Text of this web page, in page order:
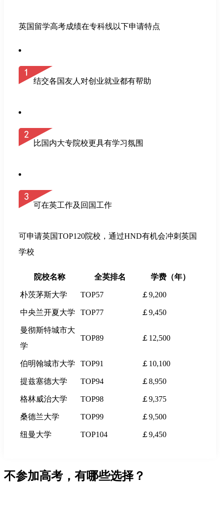
英国留学高考成绩在专科线以下申请特点
结交各国友人对创业就业都有帮助
比国内大专院校更具有学习氛围
可在英工作及回国工作
可申请英国TOP120院校，通过HND有机会冲刺英国
学校
院校名称 全英排名 学费（年）
朴茨茅斯大学 TOP57 ￡9,200
中央兰开夏大学 TOP77 ￡9,450
曼彻斯特城市大
学
TOP89 ￡12,500
伯明翰城市大学 TOP91 ￡10,100
提兹塞德大学 TOP94 ￡8,950
格林威治大学 TOP98 ￡9,375
桑德兰大学 TOP99 ￡9,500
纽曼大学 TOP104 ￡9,450
不参加高考，有哪些选择？